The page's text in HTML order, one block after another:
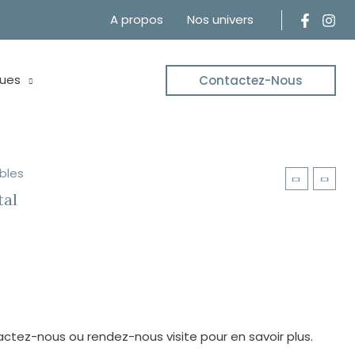
A propos Nos univers
Contactez-Nous
nous ou rendez-nous visite pour en savoir plus.